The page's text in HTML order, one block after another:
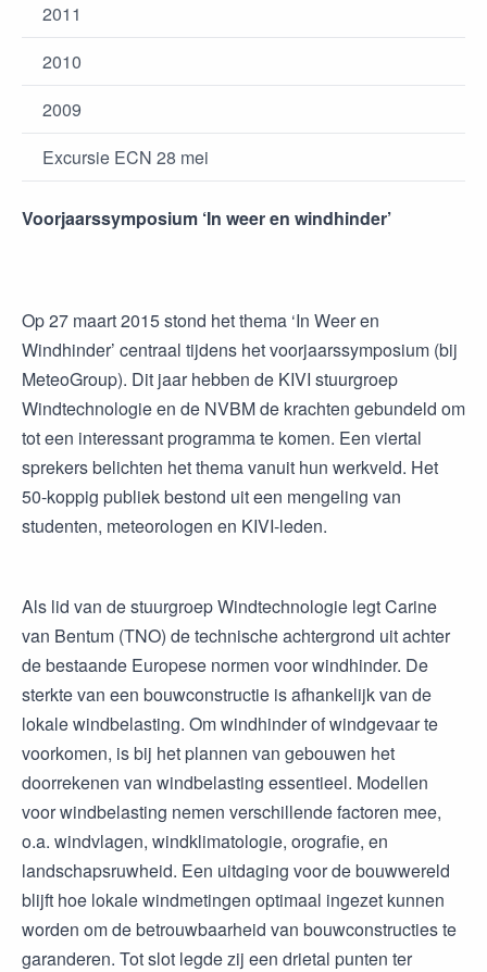
2011
2010
2009
Excursie ECN 28 mei
Voorjaarssymposium ‘In weer en windhinder’
Op 27 maart 2015 stond het thema ‘In Weer en
Windhinder’ centraal tijdens het voorjaarssymposium (bij
MeteoGroup). Dit jaar hebben de KIVI stuurgroep
Windtechnologie en de NVBM de krachten gebundeld om
tot een interessant programma te komen. Een viertal
sprekers belichten het thema vanuit hun werkveld. Het
50-koppig publiek bestond uit een mengeling van
studenten, meteorologen en KIVI-leden.
Als lid van de stuurgroep Windtechnologie legt Carine
van Bentum (TNO) de technische achtergrond uit achter
de bestaande Europese normen voor windhinder. De
sterkte van een bouwconstructie is afhankelijk van de
lokale windbelasting. Om windhinder of windgevaar te
voorkomen, is bij het plannen van gebouwen het
doorrekenen van windbelasting essentieel. Modellen
voor windbelasting nemen verschillende factoren mee,
o.a. windvlagen, windklimatologie, orografie, en
landschapsruwheid. Een uitdaging voor de bouwwereld
blijft hoe lokale windmetingen optimaal ingezet kunnen
worden om de betrouwbaarheid van bouwconstructies te
garanderen. Tot slot legde zij een drietal punten ter